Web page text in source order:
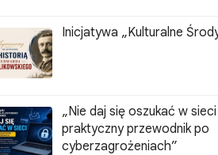
Inicjatywa „Kulturalne
„Nie daj się oszukać w
praktyczny przewodnik po
cyberzagrożeniach”